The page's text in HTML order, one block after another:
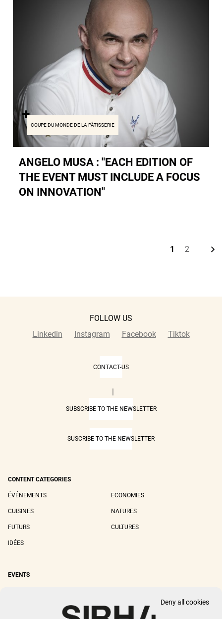
COUPE DU MONDE DE LA PÂTISSERIE
ANGELO MUSA : "EACH EDITION OF
THE EVENT MUST INCLUDE A FOCUS
ON INNOVATION"
Current
1
Page
2
FOLLOW US
Linkedin
Instagram Facebook Tiktok
CONTACT-US
|
SUBSCRIBE TO THE NEWSLETTER
SUSCRIBE TO THE NEWSLETTER
CONTENT CATEGORIES
ÉVÉNEMENTS ECONOMIES
CUISINES NATURES
FUTURS CULTURES
IDÉES
EVENTS
SIRHA WORLD PASTRY CUPDeny all cookies